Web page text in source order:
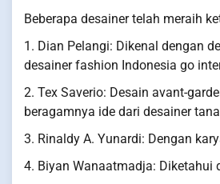
Beberapa desainer telah meraih
1. Dian Pelangi: Dikenal dengan
desainer fashion Indonesia go
2. Tex Saverio: Desain avant-
beragamnya ide dari desainer
3. Rinaldy A. Yunardi: Dengan
4. Biyan Wanaatmadja: Diketahui